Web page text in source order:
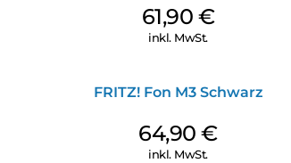
61,90 €
inkl. MwSt.
FRITZ! Fon M3 Schwarz
64,90€
inkl. MwSt.